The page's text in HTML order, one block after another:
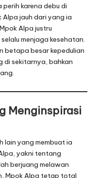
karena debu di
Alpa jauh dari yang ia
Alpa justru
menjaga kesehatan.
betapa besar kepedulian
sekitarnya, bahkan
Menginspirasi
lain yang membuat ia
yakni tentang
berjuang melawan
Mpok Alpa tetap total